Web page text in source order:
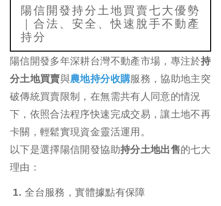
陽信開發持分土地買賣七大優勢
｜合法、安全、快速脫手不動產
持分
陽信開發多年深耕台灣不動產市場，專注於持
分土地買賣與農地持分收購服務，協助地主突
破傳統買賣限制，在無需共有人同意的情況
下，依照合法程序快速完成交易，讓土地不再
卡關，輕鬆實現資金靈活運用。
以下是選擇陽信開發協助持分土地出售的七大
理由：
1. 全台服務，實體據點有保障